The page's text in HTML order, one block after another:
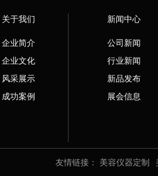
关于我们
企业简介
企业文化
风采展示
成功案例
新闻中心
公司新闻
行业新闻
新品发布
展会信息
友情链接： 美容仪器定制